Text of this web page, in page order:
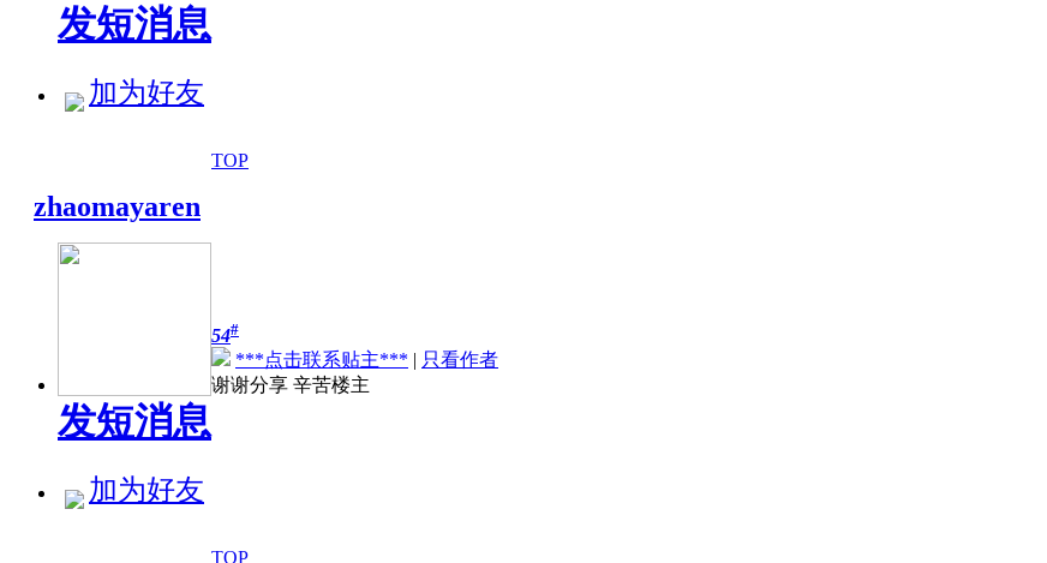
发短消息
加为好友
TOP
zhaomayaren
发短消息
加为好友
54#
***点击联系贴主*** | 只看作者
谢谢分享 辛苦楼主
TOP